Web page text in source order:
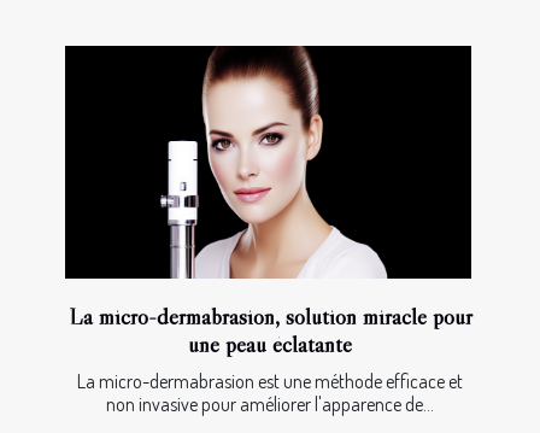
La micro-dermabrasion, solution miracle pour
une peau éclatante
La micro-dermabrasion est une méthode efficace et
non invasive pour améliorer l'apparence de...